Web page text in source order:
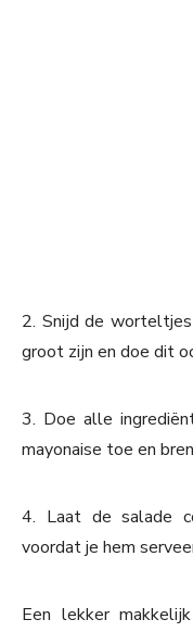
2. Snijd de
groot zijn en doe dit
3. Doe alle
mayonaise toe en
4. Laat de salade
voordat je hem
Een lekker